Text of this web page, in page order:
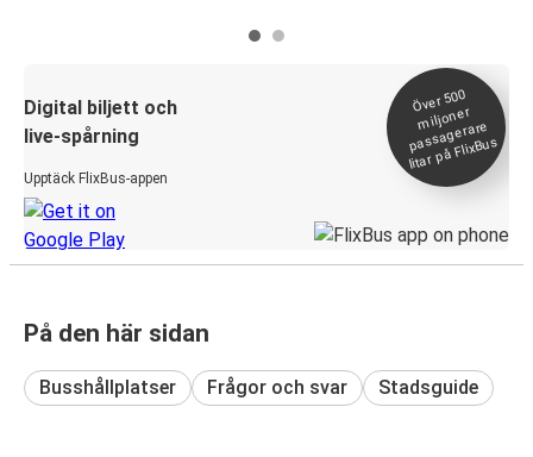
Digital biljett och
live-spårning
Upptäck FlixBus-appen
Över 500
miljoner
passagerare
litar på FlixBus
På den här sidan
Busshållplatser Frågor och svar Stadsguide